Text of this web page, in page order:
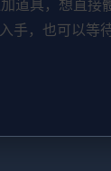
道具，想直接
手，也可以等